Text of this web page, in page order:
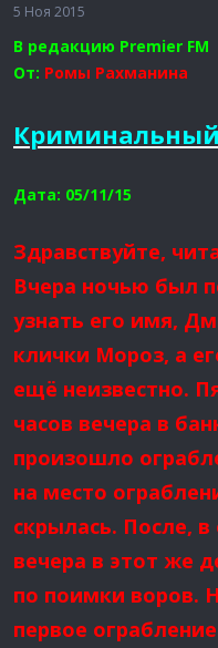
5 Ноя 2015
В редакцию Premier FM
От: Ромы Рахманина
Дата: 05/11/15
Здравствуйте,
Вчера ночью был
узнать его имя,
клички Мороз, а
ещё неизвестно.
часов вечера в
произошло
на место
скрылась. После,
вечера в этот же
по поимки воров.
первое